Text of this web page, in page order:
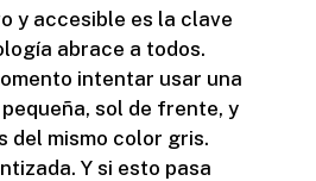
y accesible es la clave
abrace a todos.
intentar usar una
sol de frente, y
del mismo color gris.
Y si esto pasa